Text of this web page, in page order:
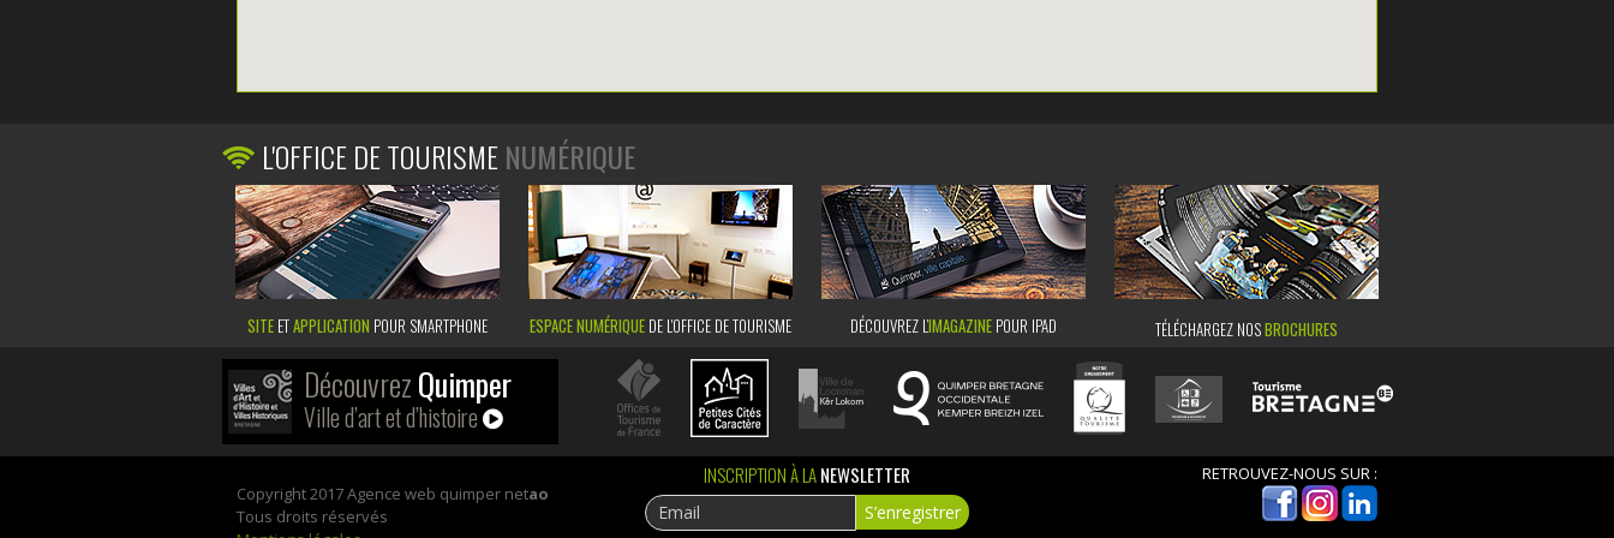
L'OFFICE DE TOURISME NUMÉRIQUE
SITE ETAPPLICATION POUR SMARTPHONE ESPACE NUMÉRIQUE DE L'OFFICE DE TOURISME DÉCOUVREZ L’IMAGAZINEPOUR IPAD TÉLÉCHARGEZ NOSBROCHURES
DécouvrezQuimper
Ville d’art et d’histoire
Copyright 2017 Agence web quimper netao
Tous droits réservés
INSCRIPTION À LANEWSLETTER RETROUVEZ-NOUS SUR :